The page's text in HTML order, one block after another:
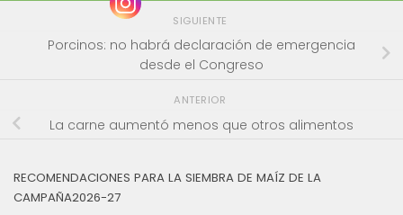
SIGUIENTE
Porcinos: no habrá declaración de emergencia
desde el Congreso
ANTERIOR
La carne aumentó menos que otros alimentos
RECOMENDACIONES PARA LA SIEMBRA DE MAÍZ DE LA
CAMPAÑA2026-27